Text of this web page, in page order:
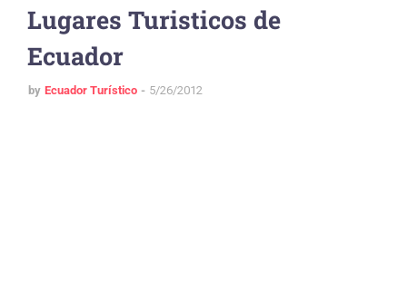
Lugares Turisticos de
Ecuador
by Ecuador Turístico 5/26/2012